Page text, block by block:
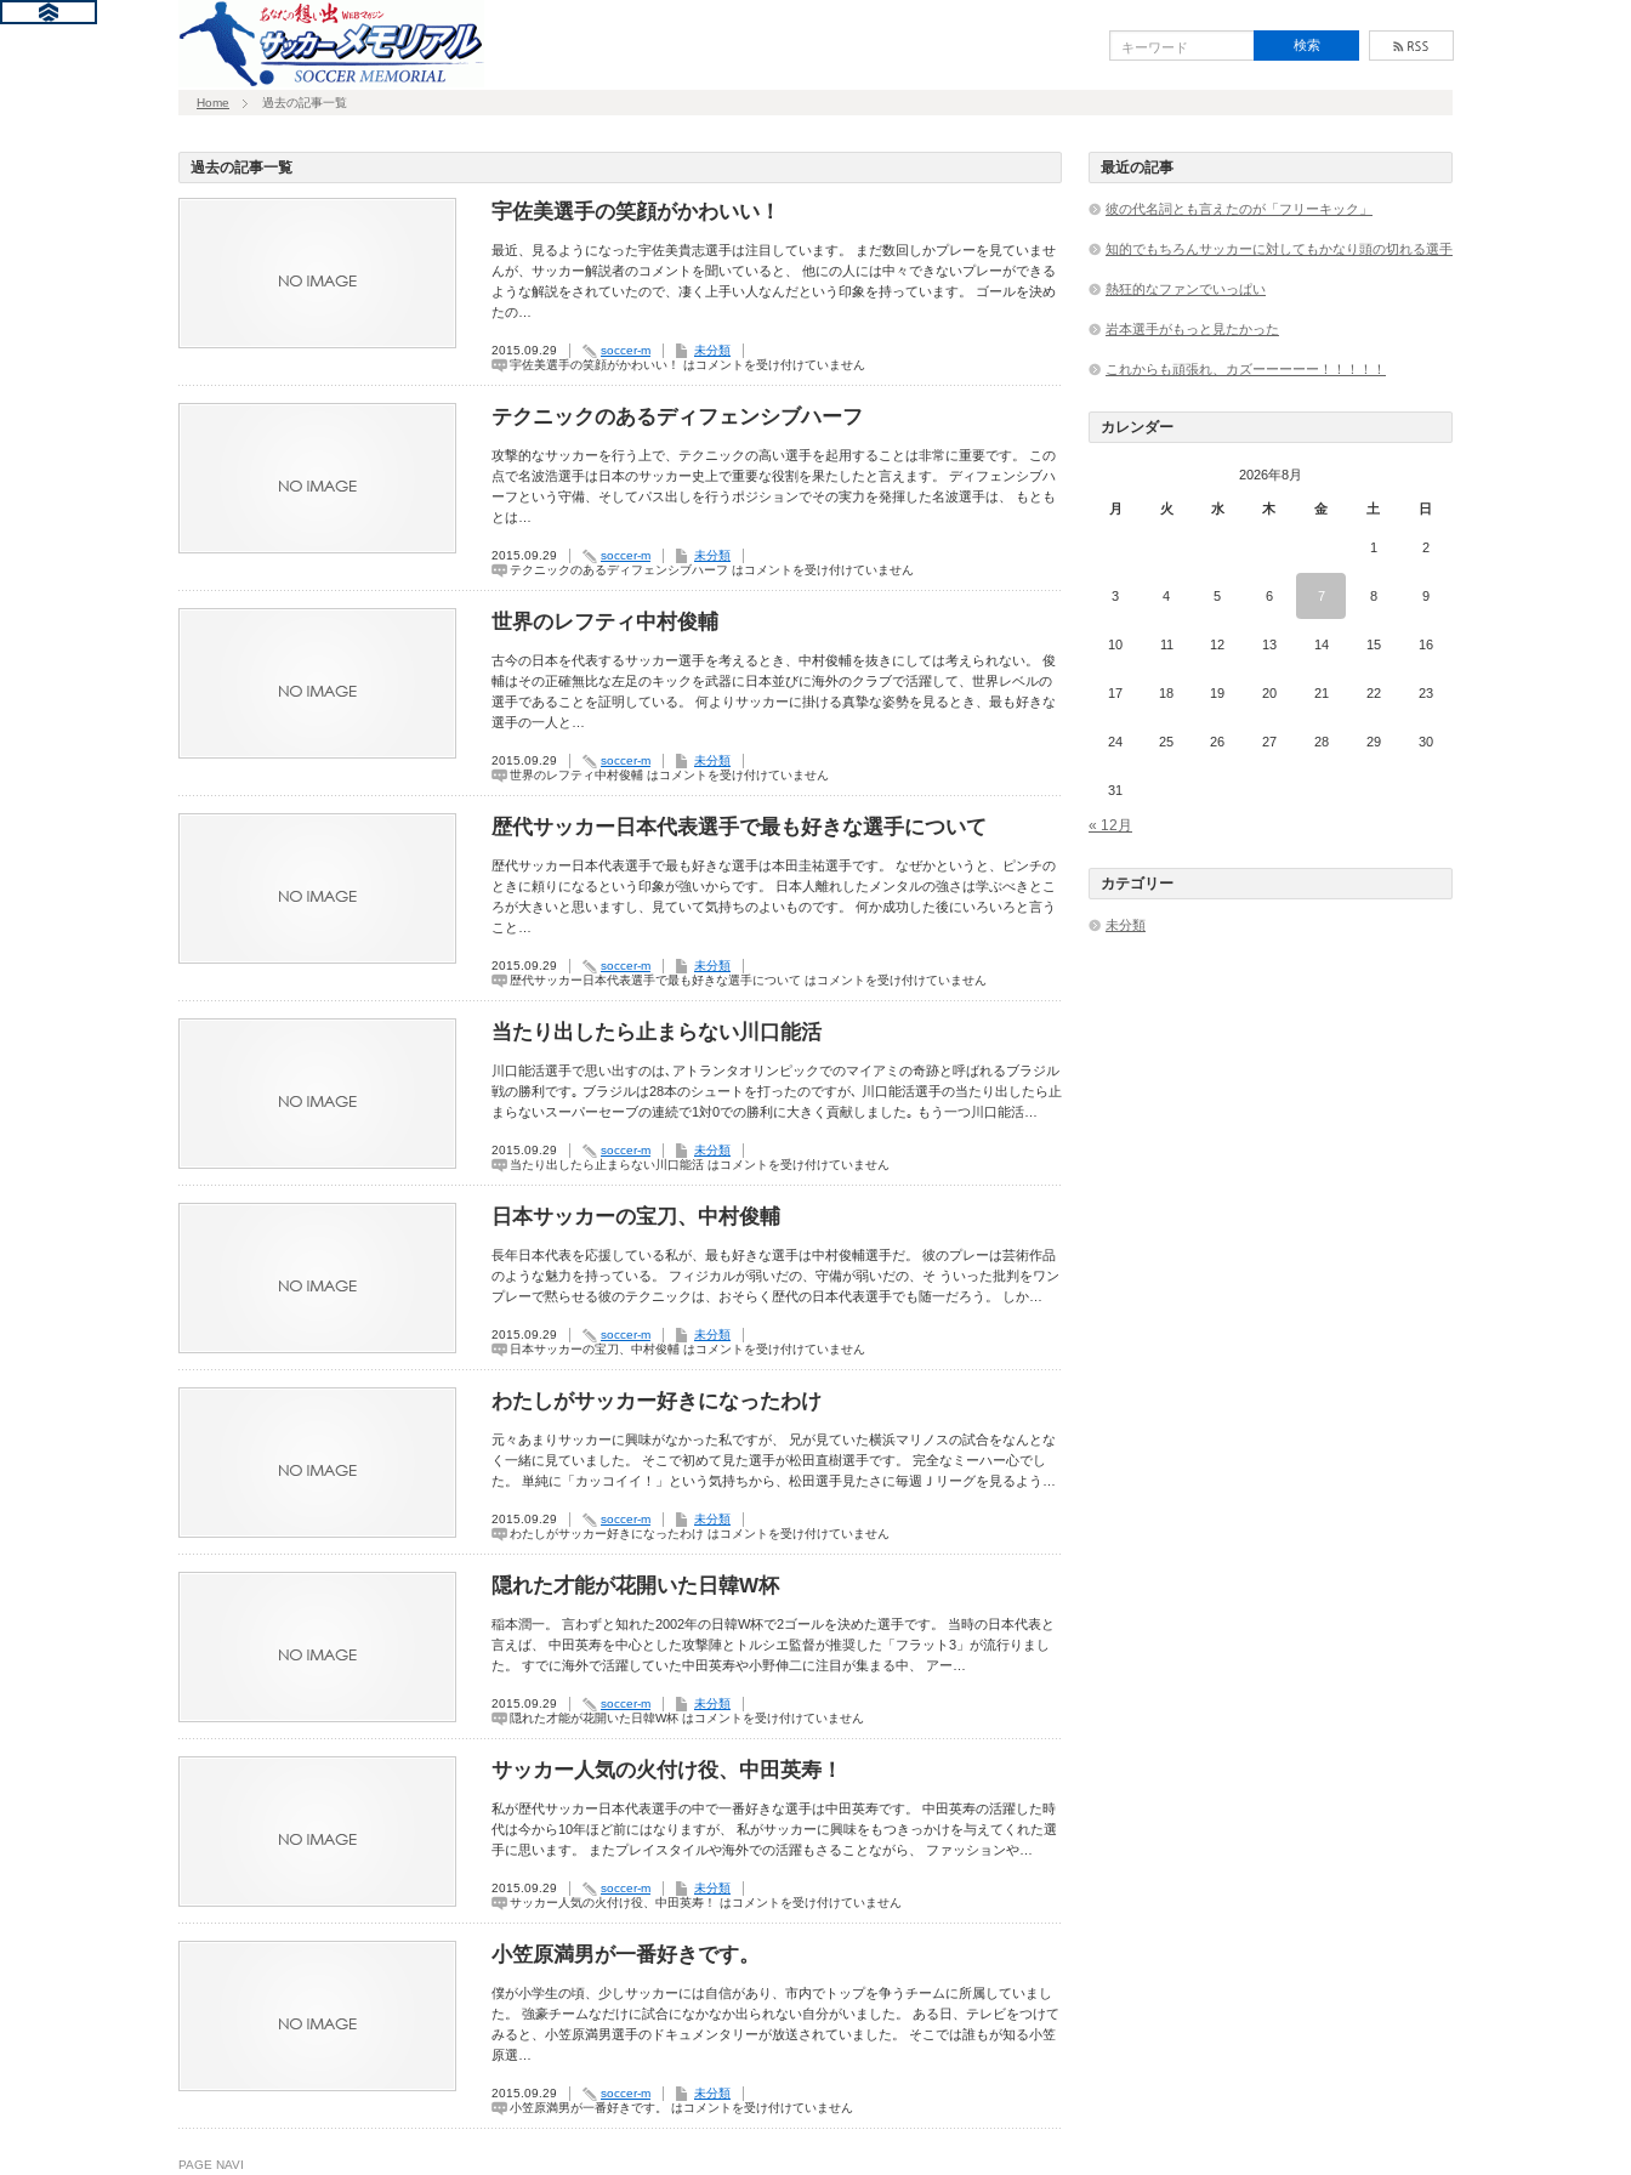
Home 過去の記事一覧
過去の記事一覧
宇佐美選手の笑顔がかわいい！
最近、見るようになった宇佐美貴志選手は注目しています。 まだ数回しかプレーを見ていませ
んが、サッカー解説者のコメントを聞いていると、 他にの人には中々できないプレーができる
ような解説をされていたので、凄く上手い人なんだという印象を持っています。 ゴールを決め
たの…
2015.09.29 soccer-m
未分類
宇佐美選手の笑顔がかわいい！ はコメントを受け付けていません
テクニックのあるディフェンシブハーフ
攻撃的なサッカーを行う上で、テクニックの高い選手を起用することは非常に重要です。 この
点で名波浩選手は日本のサッカー史上で重要な役割を果たしたと言えます。 ディフェンシブハ
ーフという守備、そしてパス出しを行うポジションでその実力を発揮した名波選手は、 もとも
とは…
2015.09.29 soccer-m
未分類
テクニックのあるディフェンシブハーフ はコメントを受け付けていません
世界のレフティ中村俊輔
古今の日本を代表するサッカー選手を考えるとき、中村俊輔を抜きにしては考えられない。 俊
輔はその正確無比な左足のキックを武器に日本並びに海外のクラブで活躍して、世界レベルの
選手であることを証明している。 何よりサッカーに掛ける真摯な姿勢を見るとき、最も好きな
選手の一人と…
2015.09.29 soccer-m
未分類
世界のレフティ中村俊輔 はコメントを受け付けていません
歴代サッカー日本代表選手で最も好きな選手について
歴代サッカー日本代表選手で最も好きな選手は本田圭祐選手です。 なぜかというと、ピンチの
ときに頼りになるという印象が強いからです。 日本人離れしたメンタルの強さは学ぶべきとこ
ろが大きいと思いますし、見ていて気持ちのよいものです。 何か成功した後にいろいろと言う
こと…
2015.09.29 soccer-m
未分類
歴代サッカー日本代表選手で最も好きな選手について はコメントを受け付けていません
当たり出したら止まらない川口能活
川口能活選手で思い出すのは､アトランタオリンピックでのマイアミの奇跡と呼ばれるブラジル
戦の勝利です｡ ブラジルは28本のシュートを打ったのですが､ 川口能活選手の当たり出したら止
まらないスーパーセーブの連続で1対0での勝利に大きく貢献しました｡ もう一つ川口能活…
2015.09.29 soccer-m
未分類
当たり出したら止まらない川口能活 はコメントを受け付けていません
日本サッカーの宝刀、中村俊輔
長年日本代表を応援している私が、最も好きな選手は中村俊輔選手だ。 彼のプレーは芸術作品
のような魅力を持っている。 フィジカルが弱いだの、守備が弱いだの、そ ういった批判をワン
プレーで黙らせる彼のテクニックは、おそらく歴代の日本代表選手でも随一だろう。 しか…
2015.09.29 soccer-m
未分類
日本サッカーの宝刀、中村俊輔 はコメントを受け付けていません
わたしがサッカー好きになったわけ
元々あまりサッカーに興味がなかった私ですが、 兄が見ていた横浜マリノスの試合をなんとな
く一緒に見ていました。 そこで初めて見た選手が松田直樹選手です。 完全なミーハー心でし
た。 単純に「カッコイイ！」という気持ちから、松田選手見たさに毎週Ｊリーグを見るよう…
2015.09.29 soccer-m
未分類
わたしがサッカー好きになったわけ はコメントを受け付けていません
隠れた才能が花開いた日韓W杯
稲本潤一。 言わずと知れた2002年の日韓W杯で2ゴールを決めた選手です。 当時の日本代表と
言えば、 中田英寿を中心とした攻撃陣とトルシエ監督が推奨した「フラット3」が流行りまし
た。 すでに海外で活躍していた中田英寿や小野伸二に注目が集まる中、 アー…
2015.09.29 soccer-m
未分類
隠れた才能が花開いた日韓W杯 はコメントを受け付けていません
サッカー人気の火付け役、中田英寿！
私が歴代サッカー日本代表選手の中で一番好きな選手は中田英寿です。 中田英寿の活躍した時
代は今から10年ほど前にはなりますが、 私がサッカーに興味をもつきっかけを与えてくれた選
手に思います。 またプレイスタイルや海外での活躍もさることながら、 ファッションや…
2015.09.29 soccer-m
未分類
サッカー人気の火付け役、中田英寿！ はコメントを受け付けていません
小笠原満男が一番好きです。
僕が小学生の頃、少しサッカーには自信があり、市内でトップを争うチームに所属していまし
た。 強豪チームなだけに試合になかなか出られない自分がいました。 ある日、テレビをつけて
みると、小笠原満男選手のドキュメンタリーが放送されていました。 そこでは誰もが知る小笠
原選…
2015.09.29 soccer-m
未分類
小笠原満男が一番好きです。 はコメントを受け付けていません
PAGE NAVI
最近の記事
彼の代名詞とも言えたのが「フリーキック」
知的でもちろんサッカーに対してもかなり頭の切れる選手
熱狂的なファンでいっぱい
岩本選手がもっと見たかった
これからも頑張れ、カズーーーーー！！！！！
カレンダー
2026年8月
月 火 水 木 金 土 日
1 2
3 4 5 6 7 8 9
10 11 12 13 14 15 16
17 18 19 20 21 22 23
24 25 26 27 28 29 30
31
« 12月
カテゴリー
未分類